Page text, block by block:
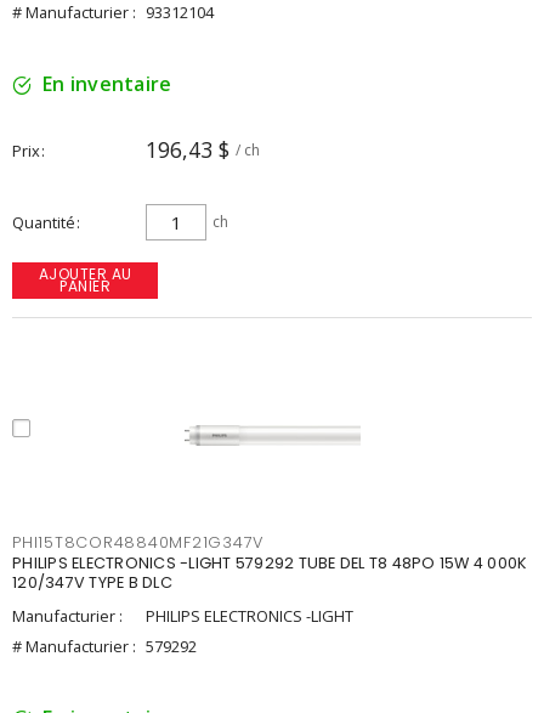
# Manufacturier : 93312104
En inventaire
Prix 196,43 $ / ch
Quantité ch
AJOUTER AU
PANIER
PHI15T8COR48840MF21G347V
PHILIPS ELECTRONICS -LIGHT 579292 TUBE DEL T8 48PO 15W 4 000K
120/347V TYPE B DLC
Manufacturier :
PHILIPS ELECTRONICS -LIGHT
# Manufacturier : 579292